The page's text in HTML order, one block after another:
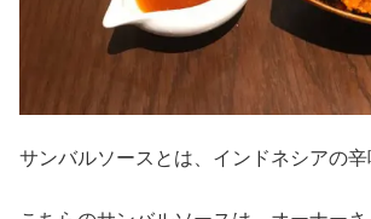
サンバルソースとは、インドネシアの辛